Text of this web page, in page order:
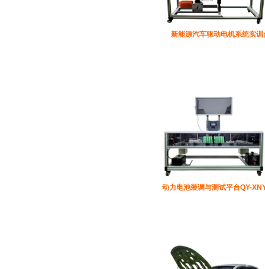
新能源汽车驱动电机系统实训
动力电池装调与测试平台QY-